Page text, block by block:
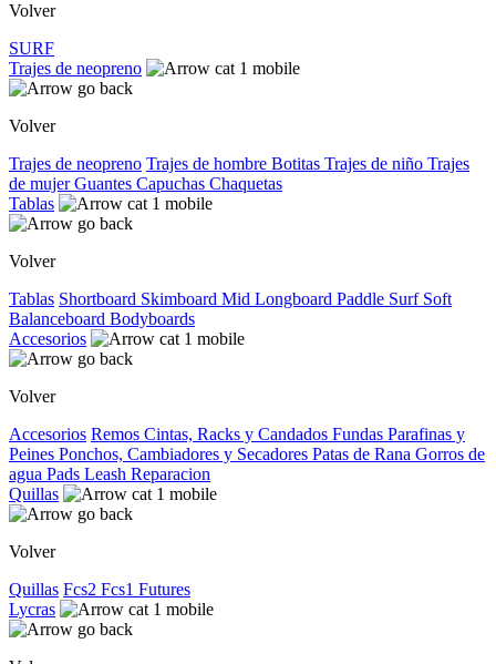
Volver
SURF
Trajes de neopreno
Volver
Trajes de neopreno Trajes de hombre Botitas Trajes de niño Trajes
de mujerGuantes Capuchas Chaquetas
Tablas
Volver
Tablas Shortboard Skimboard Mid Longboard Paddle Surf Soft
Balanceboard Bodyboards
Accesorios
Volver
Accesorios Remos Cintas, Racks y Candados Fundas Parafinas y
Peines Ponchos, Cambiadores y Secadores Patas de Rana Gorros de
agua Pads Leash Reparacion
Quillas
Volver
Quillas Fcs2 Fcs1 Futures
Lycras